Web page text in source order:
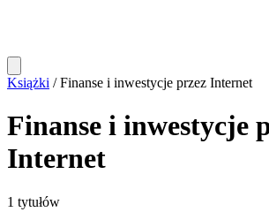
Książki / Finanse i inwestycje przez Internet
Finanse i inwestycje
Internet
1 tytułów